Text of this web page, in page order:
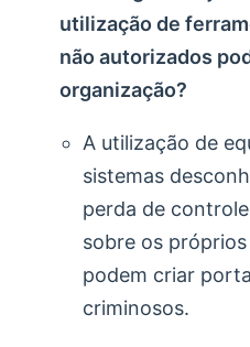
utilização de
não autorizados
organização?
A utilização de
sistemas
perda de
sobre os
podem criar
criminosos.